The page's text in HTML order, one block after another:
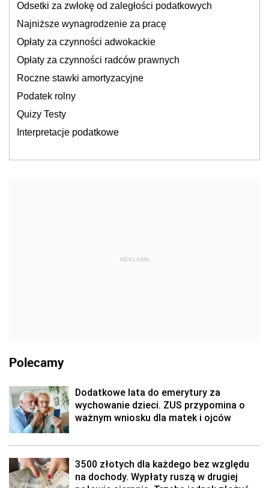
Odsetki za zwłokę od zaległości podatkowych
Najniższe wynagrodzenie za pracę
Opłaty za czynności adwokackie
Opłaty za czynności radców prawnych
Roczne stawki amortyzacyjne
Podatek rolny
Quizy Testy
Interpretacje podatkowe
REKLAMA
Polecamy
Dodatkowe lata do emerytury za
wychowanie dzieci. ZUS przypomina o
ważnym wniosku dla matek i ojców
3500 złotych dla każdego bez względu
na dochody. Wypłaty ruszą w drugiej